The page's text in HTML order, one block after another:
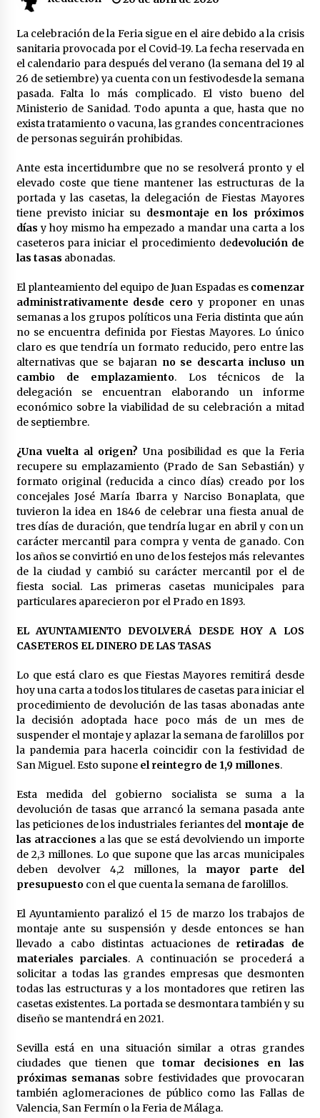
Plaga de pulgas en el festival Interestelar de
Sevilla: «Pensé que tenía el virus del mono»
24 de mayo de 2022
Final de la Europa League en Sevilla | Más de
5.500 efectivos se encargarán de la seguridad
17 de mayo de 2022
Leyendas del Betis y del Sevilla vuelven al
terreno de juego en un derbi a beneficio de
Down Sevilla
13 de mayo de 2022
La Cartuja Pickman esquiva su liquidación al
no tener que pagar seis millones de euros a la
Seguridad Social
¿Un «insulto» al traje de flamenca?
Semidesnudos, trasparencias y batas de cola
en la Feria de Abril
7 de mayo de 2022
Los farolillos de la Feria de Sevilla se
repondrán cuando desaparezca el riesgo de
lluvia
4 de mayo de 2022
27 de abril de 2022
Todos los cortes de tráfico por la Feria de
Sevilla 2022: del jueves 28 de abril al 8 de mayo
26 de abril de 2022
El cultivo casero de marihuana deja sin luz dos
meses a 256 familias en Sevilla
22 de abril de 2022
La Feria de Abril de Sevilla será un 25% más
cara por la crisis mundial
La celebración de la Feria sigue en el aire debido a la crisis
sanitaria provocada por el Covid-19. La fecha reservada en
el calendario para después del verano (la semana del 19 al
26 de setiembre) ya cuenta con un festivodesde la semana
pasada. Falta lo más complicado. El visto bueno del
Ministerio de Sanidad. Todo apunta a que, hasta que no
exista tratamiento o vacuna, las grandes concentraciones
de personas seguirán prohibidas.
Ante esta incertidumbre que no se resolverá pronto y el
elevado coste que tiene mantener las estructuras de la
portada y las casetas, la delegación de Fiestas Mayores
tiene previsto iniciar su desmontaje en los próximos
días y hoy mismo ha empezado a mandar una carta a los
caseteros para iniciar el procedimiento dedevolución de
las tasas abonadas.
El planteamiento del equipo de Juan Espadas es comenzar
administrativamente desde cero y proponer en unas
semanas a los grupos políticos una Feria distinta que aún
no se encuentra definida por Fiestas Mayores. Lo único
claro es que tendría un formato reducido, pero entre las
alternativas que se bajaran no se descarta incluso un
cambio de emplazamiento. Los técnicos de la
delegación se encuentran elaborando un informe
económico sobre la viabilidad de su celebración a mitad
de septiembre.
¿Una vuelta al origen? Una posibilidad es que la Feria
recupere su emplazamiento (Prado de San Sebastián) y
formato original (reducida a cinco días) creado por los
concejales José María Ibarra y Narciso Bonaplata, que
tuvieron la idea en 1846 de celebrar una fiesta anual de
tres días de duración, que tendría lugar en abril y con un
carácter mercantil para compra y venta de ganado. Con
los años se convirtió en uno de los festejos más relevantes
de la ciudad y cambió su carácter mercantil por el de
fiesta social. Las primeras casetas municipales para
particulares aparecieron por el Prado en 1893.
EL AYUNTAMIENTO DEVOLVERÁ DESDE HOY A LOS
CASETEROS EL DINERO DE LAS TASAS
Lo que está claro es que Fiestas Mayores remitirá desde
hoy una carta a todos los titulares de casetas para iniciar el
procedimiento de devolución de las tasas abonadas ante
la decisión adoptada hace poco más de un mes de
suspender el montaje y aplazar la semana de farolillos por
la pandemia para hacerla coincidir con la festividad de
San Miguel. Esto suponeel reintegro de 1,9 millones.
Esta medida del gobierno socialista se suma a la
devolución de tasas que arrancó la semana pasada ante
las peticiones de los industriales feriantes del montaje de
las atracciones a las que se está devolviendo un importe
de 2,3 millones. Lo que supone que las arcas municipales
deben devolver 4,2 millones, la mayor parte del
presupuestocon el que cuenta la semana de farolillos.
El Ayuntamiento paralizó el 15 de marzo los trabajos de
montaje ante su suspensión y desde entonces se han
llevado a cabo distintas actuaciones deretiradas de
materiales parciales. A continuación se procederá a
solicitar a todas las grandes empresas que desmonten
todas las estructuras y a los montadores que retiren las
casetas existentes. La portada se desmontara también y su
diseño se mantendrá en 2021.
Sevilla está en una situación similar a otras grandes
ciudades que tienen quetomar decisiones en las
próximas semanas sobre festividades que provocaran
también aglomeraciones de público como las Fallas de
Valencia, San Fermín o la Feria de Málaga.